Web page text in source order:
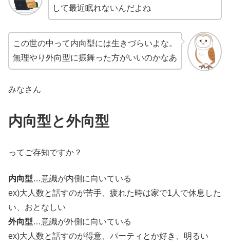
して最近眠れないんだよね
この世の中って内向型には生きづらいよな。
無理やり外向型に振舞った方がいいのかなあ
みなさん
内向型と外向型
ってご存知ですか？
内向型…意識が内側に向いている
ex)大人数と話すのが苦手、疲れた時は家で1人で休息した
い、おとなしい
外向型…意識が外側に向いている
ex)大人数と話すのが得意、パーティとか好き、明るい